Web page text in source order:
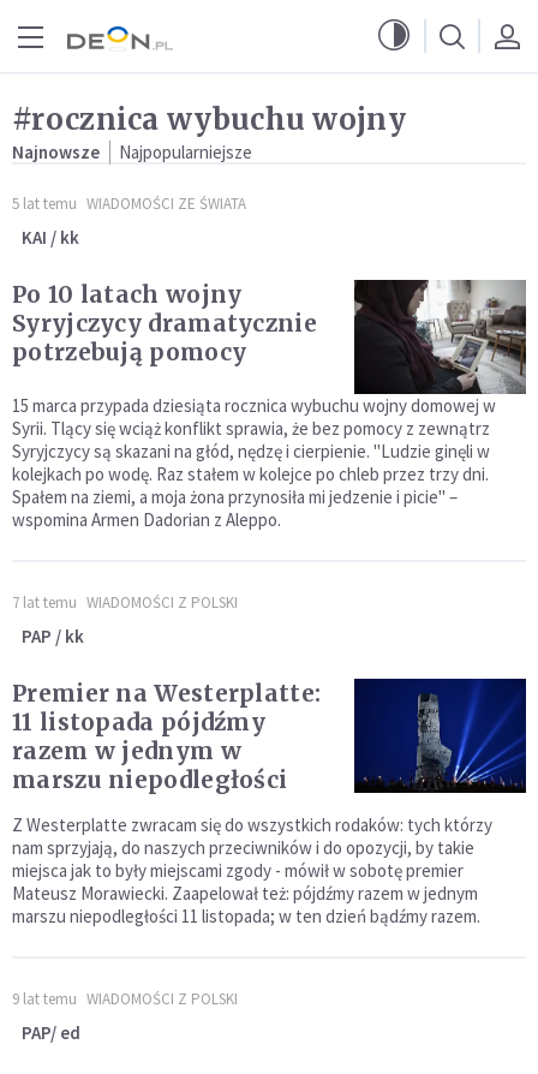
#rocznica wybuchu wojny
Najnowsze Najpopularniejsze
5 lat temu WIADOMOŚCI ZE ŚWIATA
KAI / kk
Po 10 latach wojny
Syryjczycy dramatycznie
potrzebują pomocy
15 marca przypada dziesiąta rocznica wybuchu wojny domowej w
Syrii. Tlący się wciąż konflikt sprawia, że bez pomocy z zewnątrz
Syryjczycy są skazani na głód, nędzę i cierpienie. "Ludzie ginęli w
kolejkach po wodę. Raz stałem w kolejce po chleb przez trzy dni.
Spałem na ziemi, a moja żona przynosiła mi jedzenie i picie" –
wspomina Armen Dadorian z Aleppo.
7 lat temu WIADOMOŚCI Z POLSKI
PAP / kk
Premier na Westerplatte:
11 listopada pójdźmy
razem w jednym w
marszu niepodległości
Z Westerplatte zwracam się do wszystkich rodaków: tych którzy
nam sprzyjają, do naszych przeciwników i do opozycji, by takie
miejsca jak to były miejscami zgody - mówił w sobotę premier
Mateusz Morawiecki. Zaapelował też: pójdźmy razem w jednym
marszu niepodległości 11 listopada; w ten dzień bądźmy razem.
9 lat temu WIADOMOŚCI Z POLSKI
PAP/ ed